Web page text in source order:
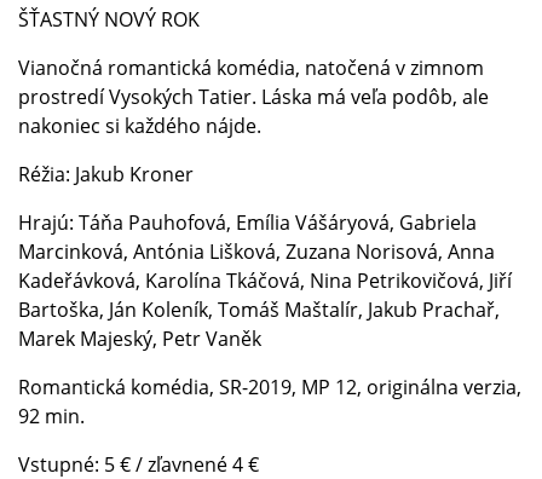
ŠŤASTNÝ NOVÝ ROK
Vianočná romantická komédia, natočená v zimnom
prostredí Vysokých Tatier. Láska má veľa podôb, ale
nakoniec si každého nájde.
Réžia: Jakub Kroner
Hrajú: Táňa Pauhofová, Emília Vášáryová, Gabriela
Marcinková, Antónia Lišková, Zuzana Norisová, Anna
Kadeřávková, Karolína Tkáčová, Nina Petrikovičová, Jiří
Bartoška, Ján Koleník, Tomáš Maštalír, Jakub Prachař,
Marek Majeský, Petr Vaněk
Romantická komédia, SR-2019, MP 12, originálna verzia,
92 min.
Vstupné: 5 € / zľavnené 4 €